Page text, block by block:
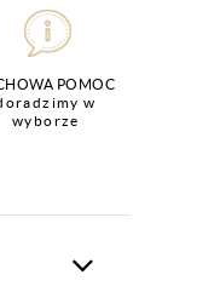
POMOC
w
wyborze